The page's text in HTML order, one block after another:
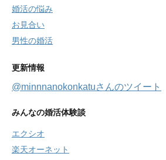
婚活の悩み
お見合い
男性の婚活
更新情報
@minnnanokonkatuさんのツイート
みんなの婚活体験談
エクシオ
楽天オーネット